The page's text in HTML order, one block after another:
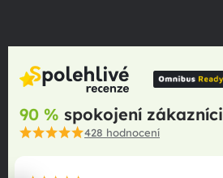
90 % spokojení zákazníci
428 hodnocení